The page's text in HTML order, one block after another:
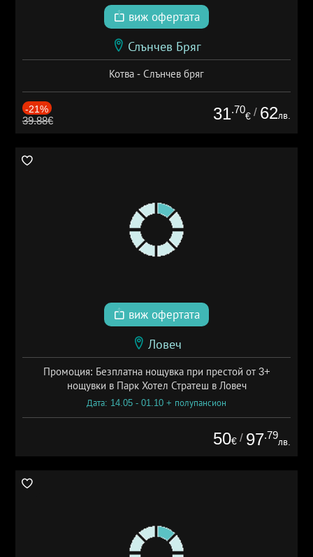
виж офертата
Слънчев Бряг
Котва - Слънчев бряг
-21%
39.88€ 31.70
€ / 62лв.
виж офертата
Ловеч
Промоция: Безплатна нощувка при престой от 3+
нощувки в Парк Хотел Стратеш в Ловеч
Дата: 14.05 - 01.10 + полупансион
50€ / 97.79
лв.